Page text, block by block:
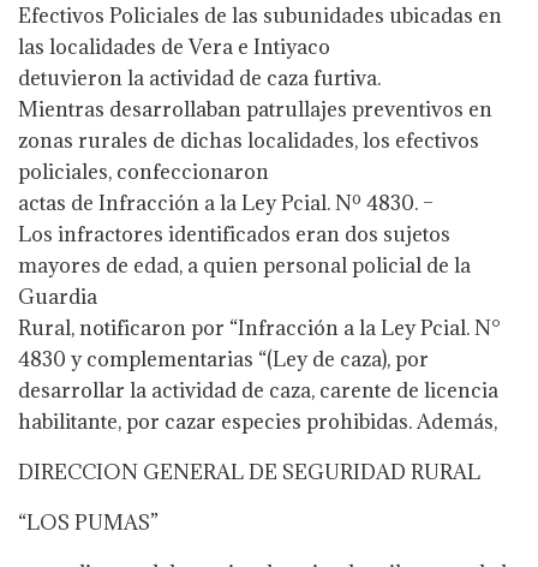
Efectivos Policiales de las subunidades ubicadas en
las localidades de Vera e Intiyaco
detuvieron la actividad de caza furtiva.
Mientras desarrollaban patrullajes preventivos en
zonas rurales de dichas localidades, los efectivos
policiales, confeccionaron
actas de Infracción a la Ley Pcial. Nº 4830. –
Los infractores identificados eran dos sujetos
mayores de edad, a quien personal policial de la
Guardia
Rural, notificaron por “Infracción a la Ley Pcial. N°
4830 y complementarias “(Ley de caza), por
desarrollar la actividad de caza, carente de licencia
habilitante, por cazar especies prohibidas. Además,
DIRECCION GENERAL DE SEGURIDAD RURAL
“LOS PUMAS”